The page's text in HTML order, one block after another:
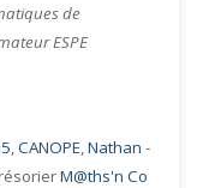
de
ESPE
,CANOPE,Nathan -
M@ths'n Co